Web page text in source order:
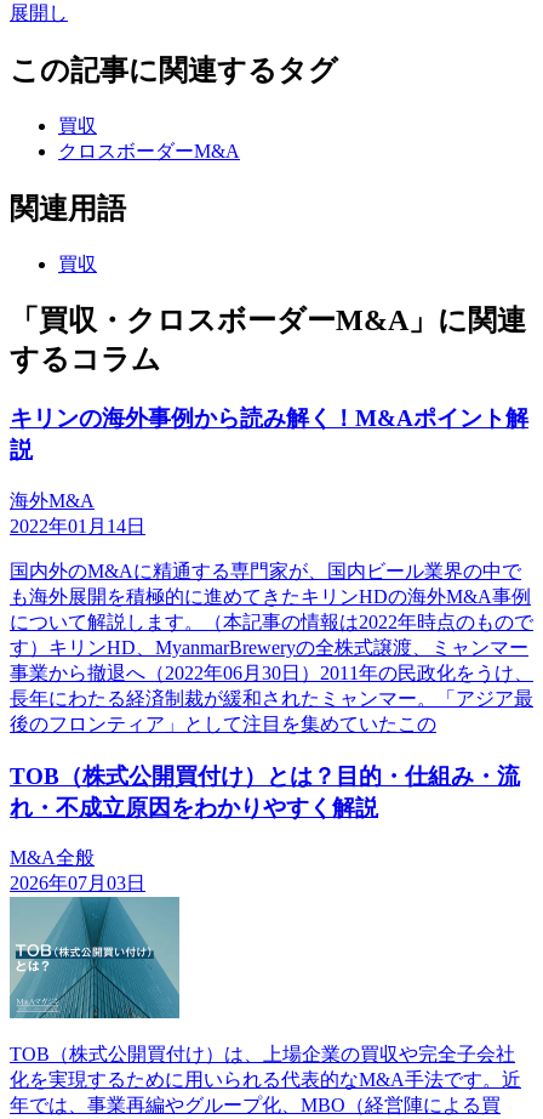
展開し
この記事に関連するタグ
買収
クロスボーダーM&A
関連用語
買収
「買収・クロスボーダーM&A」に関連
するコラム
キリンの海外事例から読み解く！M&Aポイント解
説
海外M&A
2022年01月14日
国内外のM&Aに精通する専門家が、国内ビール業界の中で
も海外展開を積極的に進めてきたキリンHDの海外M&A事例
について解説します。（本記事の情報は2022年時点のもので
す）キリンHD、MyanmarBreweryの全株式譲渡、ミャンマー
事業から撤退へ（2022年06月30日）2011年の民政化をうけ、
長年にわたる経済制裁が緩和されたミャンマー。「アジア最
後のフロンティア」として注目を集めていたこの
TOB（株式公開買付け）とは？目的・仕組み・流
れ・不成立原因をわかりやすく解説
M&A全般
2026年07月03日
TOB（株式公開買付け）は、上場企業の買収や完全子会社
化を実現するために用いられる代表的なM&A手法です。近
年では、事業再編やグループ化、MBO（経営陣による買